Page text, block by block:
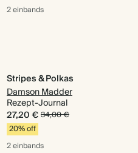
2 einbands
Stripes & Polkas
Damson Madder
Rezept-Journal
27,20 €34,00 €
20% off
2 einbands